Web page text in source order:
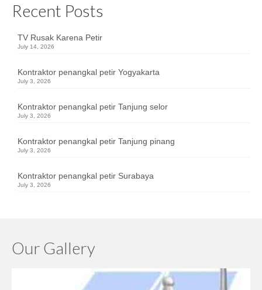
Recent Posts
TV Rusak Karena Petir
July 14, 2026
Kontraktor penangkal petir Yogyakarta
July 3, 2026
Kontraktor penangkal petir Tanjung selor
July 3, 2026
Kontraktor penangkal petir Tanjung pinang
July 3, 2026
Kontraktor penangkal petir Surabaya
July 3, 2026
Our Gallery